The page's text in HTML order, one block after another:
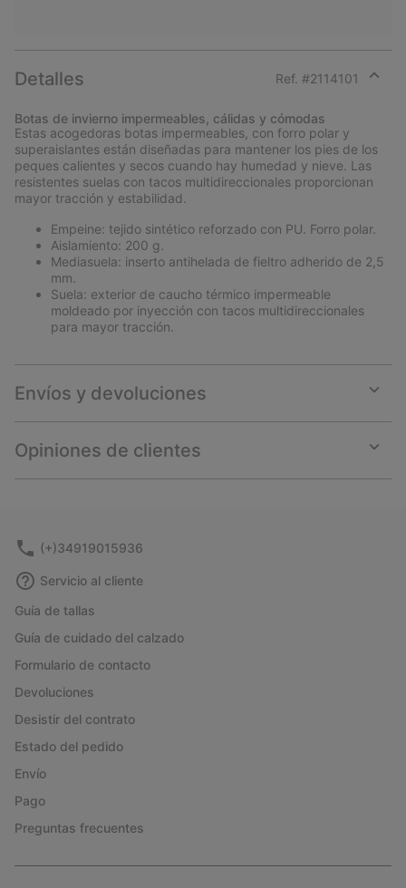
Detalles Ref. #2114101
Botas de invierno impermeables, cálidas y cómodas
Estas acogedoras botas impermeables, con forro polar y
superaislantes están diseñadas para mantener los pies de los
peques calientes y secos cuando hay humedad y nieve. Las
resistentes suelas con tacos multidireccionales proporcionan
mayor tracción y estabilidad.
Empeine: tejido sintético reforzado con PU. Forro polar.
Aislamiento: 200 g.
Mediasuela: inserto antihelada de fieltro adherido de 2,5
mm.
Suela: exterior de caucho térmico impermeable
moldeado por inyección con tacos multidireccionales
para mayor tracción.
Envíos y devoluciones
or
Opiniones de clientes
or
(+)34919015936
Servicio al cliente
Guía de tallas
Guía de cuidado del calzado
Formulario de contacto
Devoluciones
Desistir del contrato
Estado del pedido
Envío
Pago
Preguntas frecuentes